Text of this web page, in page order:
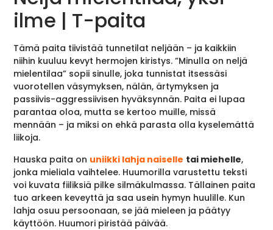
ilme | T-paita
Tämä paita tiivistää tunnetilat neljään – ja kaikkiin
niihin kuuluu kevyt hermojen kiristys. ”Minulla on neljä
mielentilaa” sopii sinulle, joka tunnistat itsessäsi
vuorotellen väsymyksen, nälän, ärtymyksen ja
passiivis-aggressiivisen hyväksynnän. Paita ei lupaa
parantaa oloa, mutta se kertoo muille, missä
mennään – ja miksi on ehkä parasta olla kyselemättä
liikoja.
Hauska paita on uniikki lahja naiselle tai miehelle,
jonka mieliala vaihtelee. Huumorilla varustettu teksti
voi kuvata fiiliksiä pilke silmäkulmassa. Tällainen paita
tuo arkeen keveyttä ja saa usein hymyn huulille. Kun
lahja osuu persoonaan, se jää mieleen ja päätyy
käyttöön. Huumori piristää päivää.